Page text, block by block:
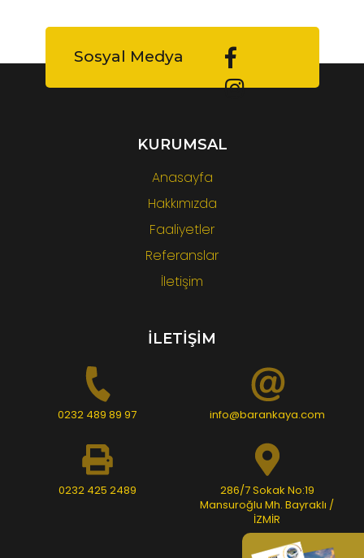
Sosyal Medya
KURUMSAL
Anasayfa
Hakkımızda
Faaliyetler
Referanslar
İletişim
İLETİŞİM
0232 489 89 97 info@barankaya.com
0232 425 2489
286/7 Sokak No:19
Mansuroğlu Mh. Bayraklı /
İZMİR